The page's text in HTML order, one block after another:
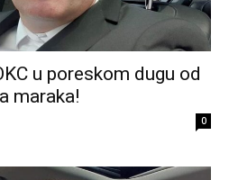
u poreskom dugu od
maraka!
0